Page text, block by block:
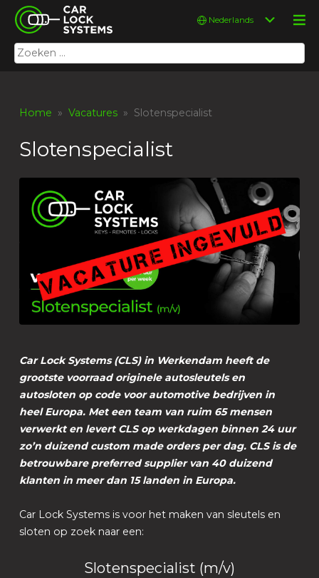
Skip
content
Car Lock Systems
Car Lock Systems
Zoeken
naar:
Kies
taal
Home »Vacatures » Slotenspecialist
Slotenspecialist
Car Lock Systems (CLS) in Werkendam heeft de
grootste voorraad originele autosleutels en
autosloten op code voor automotive bedrijven in
heel Europa. Met een team van ruim 65 mensen
verwerkt en levert CLS op werkdagen binnen 24 uur
zo’n duizend custom made orders per dag. CLS is de
betrouwbare preferred supplier van 40 duizend
klanten in meer dan 15 landen in Europa.
Car Lock Systems is voor het maken van sleutels en
sloten op zoek naar een:
Slotenspecialist (m/v)